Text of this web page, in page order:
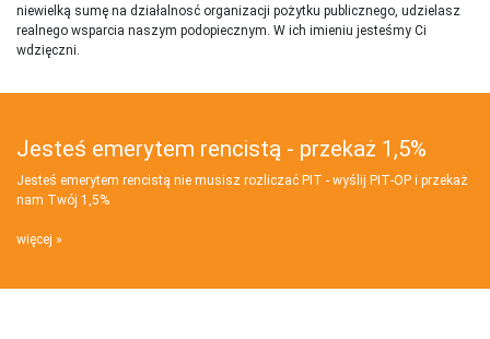
niewielką sumę na działalnosć organizacji pożytku publicznego, udzielasz
realnego wsparcia naszym podopiecznym. W ich imieniu jesteśmy Ci
wdzięczni.
Jesteś emerytem rencistą - przekaż 1,5%
Jesteś emerytem rencistą nie musisz rozliczać PIT - wyślij PIT‑OP i przekaż
nam Twój 1,5%
więcej